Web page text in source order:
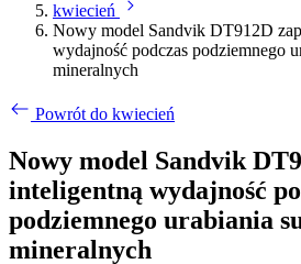
kwiecień
Nowy model Sandvik DT912D
wydajność podczas podziemnego
mineralnych
Powrót do kwiecień
Nowy model Sandvik
inteligentną wydajność
podziemnego urabiania
mineralnych